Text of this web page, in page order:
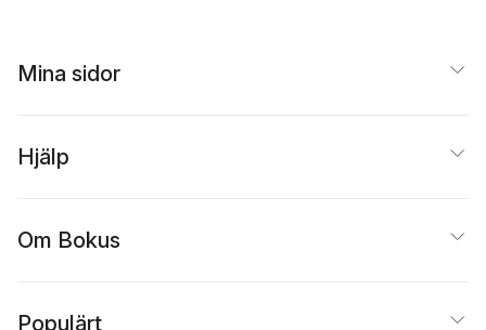
Mina sidor
Hjälp
Om Bokus
Populärt